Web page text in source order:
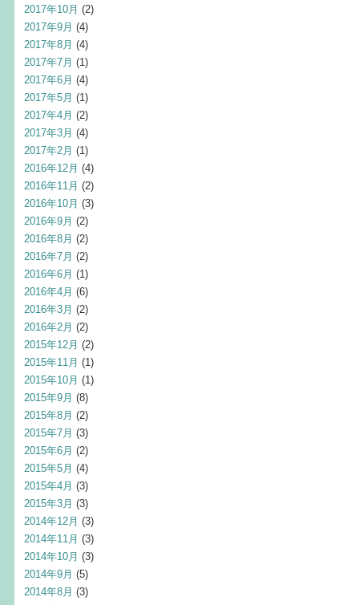
2017年10月 (2)
2017年9月 (4)
2017年8月 (4)
2017年7月 (1)
2017年6月 (4)
2017年5月 (1)
2017年4月 (2)
2017年3月 (4)
2017年2月 (1)
2016年12月 (4)
2016年11月 (2)
2016年10月 (3)
2016年9月 (2)
2016年8月 (2)
2016年7月 (2)
2016年6月 (1)
2016年4月 (6)
2016年3月 (2)
2016年2月 (2)
2015年12月 (2)
2015年11月 (1)
2015年10月 (1)
2015年9月 (8)
2015年8月 (2)
2015年7月 (3)
2015年6月 (2)
2015年5月 (4)
2015年4月 (3)
2015年3月 (3)
2014年12月 (3)
2014年11月 (3)
2014年10月 (3)
2014年9月 (5)
2014年8月 (3)